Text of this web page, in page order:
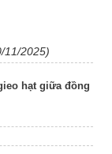
11/2025)
hạt giữa đồng